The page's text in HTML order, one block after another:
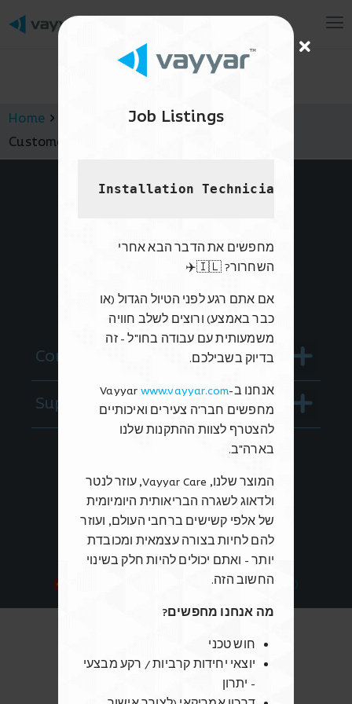
Home VayyarCare Docs
Customer
Customer – Terms and Conditions
Yehud
Israel, 5647003
Company Menu
Support Menu
We're Hiring!
English (英語)
Job Listings
Installation Technician - US
מחפשים את הדבר הבא אחרי
השחרור? 🇮🇱✈️
אם אתם רגע לפני הטיול הגדול (או
כבר באמצע) ורוצים לשלב חוויה
משמעותית עם עבודה בחו"ל - זה
בדיוק בשבילכם.
אנחנו ב- Vayyar www.vayyar.com
מחפשים חבר'ה צעירים ואיכותיים
להצטרף לצוות ההתקנות שלנו
בארה"ב.
המוצר שלנו, Vayyar Care, עוזר לנטר
ולדאוג לשגרה הבריאותית היומיומית
של אלפי קשישים ברחבי העולם, ועוזר
להם לחיות בצורה עצמאית ומכובדת
יותר - ואתם יכולים להיות חלק בשינוי
החשוב הזה.
מה אנחנו מחפשים?
חוש טכני
יוצאי יחידות קרביות / רקע מבצעי
- יתרון